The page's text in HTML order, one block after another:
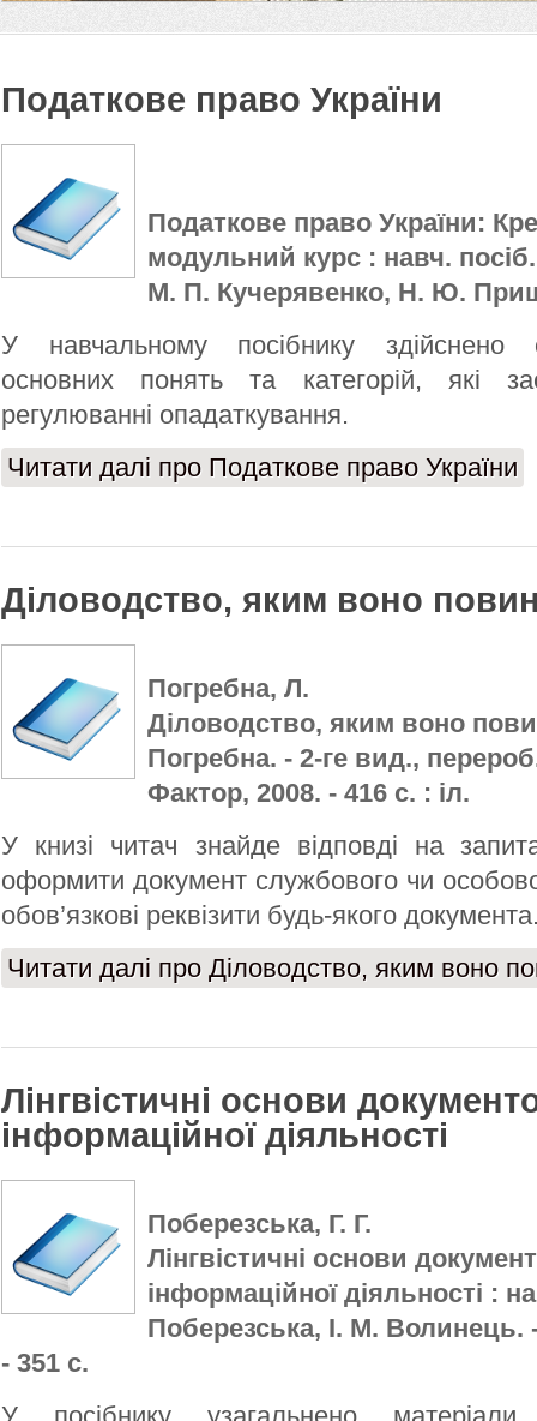
Податкове право України
Податкове право України:
модульний курс : навч.
М. П. Кучерявенко, Н. Ю.
У навчальному посібнику здійснено
основних понять та категорій, які
регулюванні опадаткування.
Читати далі про Податкове право України
Діловодство, яким воно
Погребна, Л.
Діловодство, яким воно
Погребна. - 2-ге вид.,
Фактор, 2008. - 416 с. : іл.
У книзі читач знайде відповді на
оформити документ службового чи
обов’язкові реквізити будь-якого
Читати далі про Діловодство, яким воно
Лінгвістичні основи
інформаційної діяльності
Поберезська, Г. Г.
Лінгвістичні основи
інформаційної діяльності :
Поберезська, І. М. Волинець.
- 351 с.